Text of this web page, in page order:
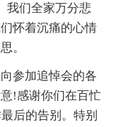
我们全家万分悲
怀着沉痛的心情
。
参加追悼会的各
!感谢你们在百忙
后的告别。特别